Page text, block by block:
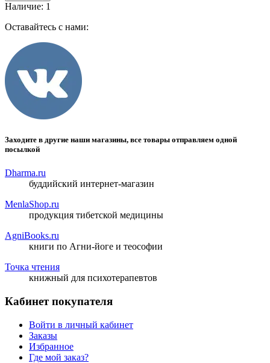
Наличие: 1
Оставайтесь с нами:
Заходите в другие наши магазины, все товары отправляем одной
посылкой
Dharma.ru
буддийский интернет-магазин
MenlaShop.ru
продукция тибетской медицины
AgniBooks.ru
книги по Агни-йоге и теософии
Точка чтения
книжный для психотерапевтов
Кабинет покупателя
Войти в личный кабинет
Заказы
Избранное
Где мой заказ?